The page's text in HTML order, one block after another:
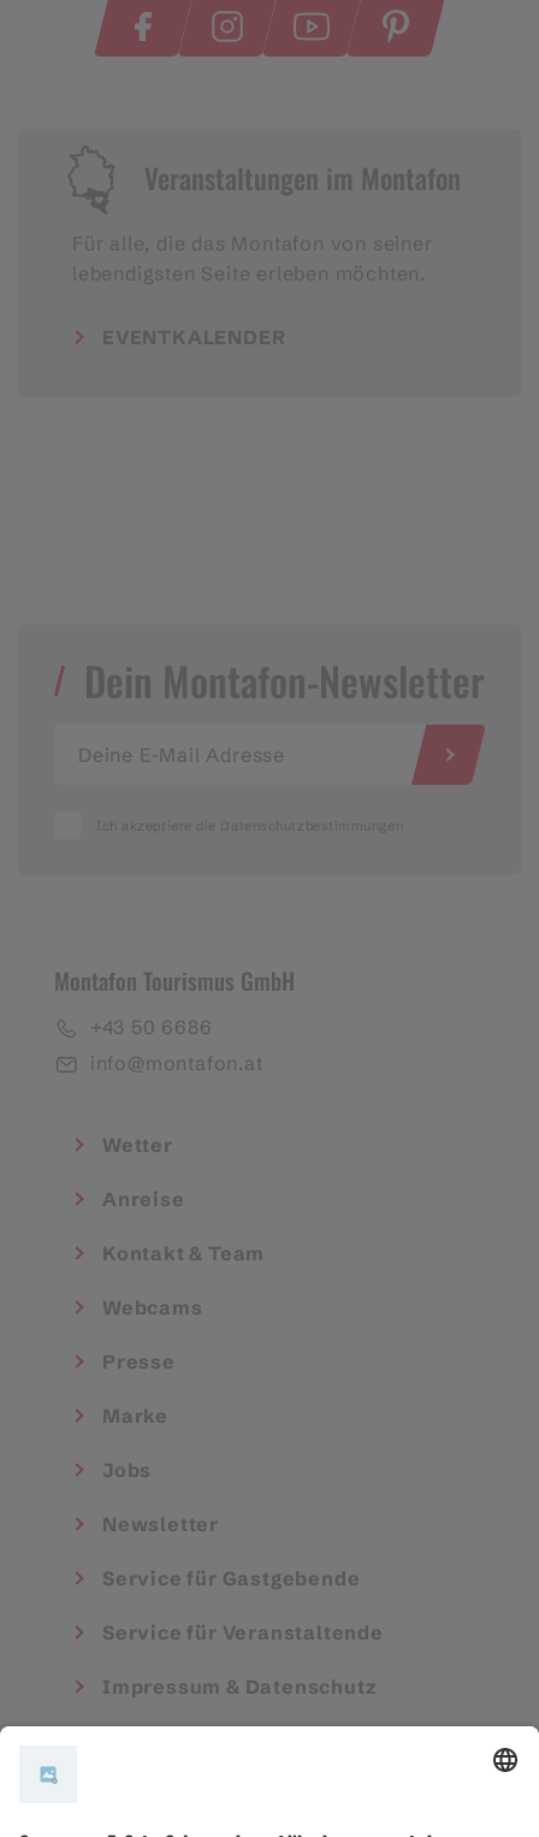
Veranstaltungen im Montafon
Für alle, die das Montafon von seiner
lebendigsten Seite erleben möchten.
EVENTKALENDER
Dein Montafon-Newsletter
Ich akzeptiere die Datenschutzbestimmungen
Montafon Tourismus GmbH
+43 50 6686
info@montafon.at
Wetter
Anreise
Kontakt & Team
Webcams
Presse
Marke
Jobs
Newsletter
Service für Gastgebende
Service für Veranstaltende
Impressum & Datenschutz